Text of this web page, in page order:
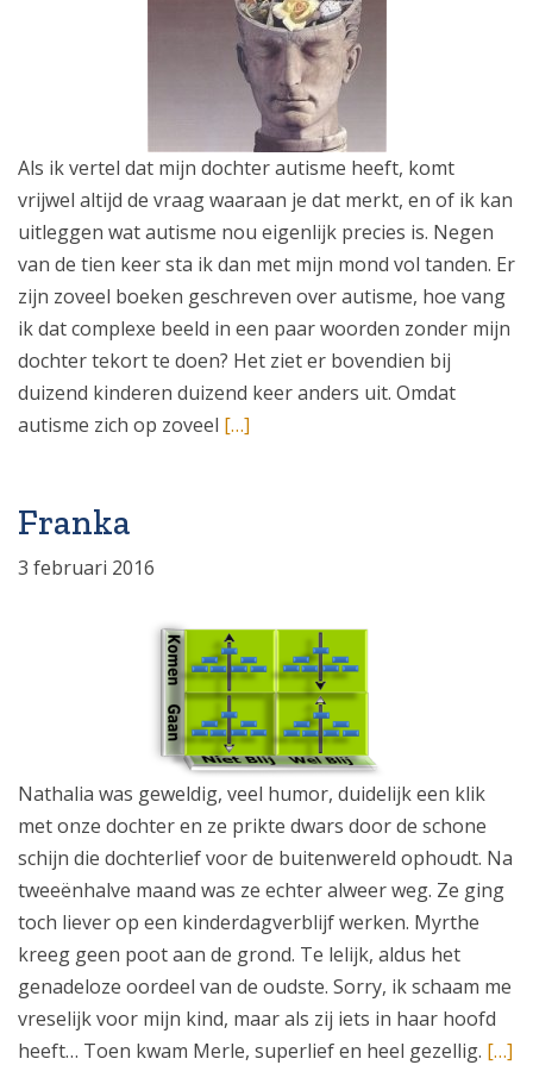
Als ik vertel dat mijn dochter autisme heeft, komt
vrijwel altijd de vraag waaraan je dat merkt, en of ik kan
uitleggen wat autisme nou eigenlijk precies is. Negen
van de tien keer sta ik dan met mijn mond vol tanden. Er
zijn zoveel boeken geschreven over autisme, hoe vang
ik dat complexe beeld in een paar woorden zonder mijn
dochter tekort te doen? Het ziet er bovendien bij
duizend kinderen duizend keer anders uit. Omdat
autisme zich op zoveel […]
Franka
3 februari 2016
Nathalia was geweldig, veel humor, duidelijk een klik
met onze dochter en ze prikte dwars door de schone
schijn die dochterlief voor de buitenwereld ophoudt. Na
tweeënhalve maand was ze echter alweer weg. Ze ging
toch liever op een kinderdagverblijf werken. Myrthe
kreeg geen poot aan de grond. Te lelijk, aldus het
genadeloze oordeel van de oudste. Sorry, ik schaam me
vreselijk voor mijn kind, maar als zij iets in haar hoofd
heeft… Toen kwam Merle, superlief en heel gezellig. […]